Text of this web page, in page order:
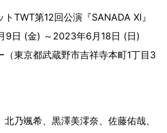
TWT第12回公演『SANADA XI』
9日 (金) ～2023年6月18日 (日)
（東京都武蔵野市吉祥寺本町1丁目3
乃颯希、黒澤美澪奈、佐藤佑哉、